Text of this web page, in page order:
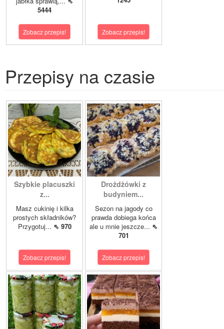
5444
Zobacz przepis! Zobacz przepis!
Przepisy na czasie
Szybkie placuszki
z...
Masz cukinię i kilka
prostych składników?
Przygotuj... ⇖ 970
Zobacz przepis!
Drożdżówki z
budyniem...
Sezon na jagody co
prawda dobiega końca
ale u mnie jeszcze... ⇖
701
Zobacz przepis!